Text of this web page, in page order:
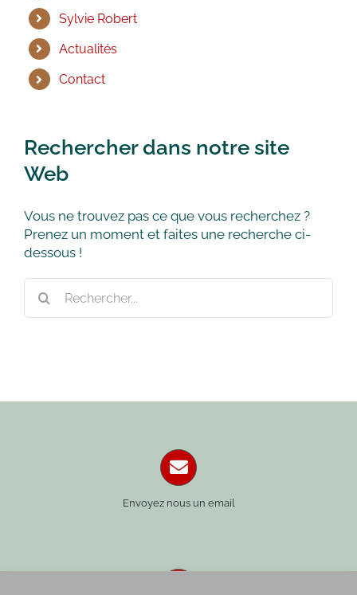
Sylvie Robert
Actualités
Contact
Rechercher dans notre site
Web
Vous ne trouvez pas ce que vous recherchez ?
Prenez un moment et faites une recherche ci-
dessous !
Envoyez nous un email